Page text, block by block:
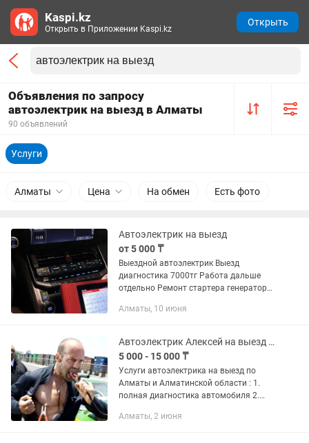
Объявления по запросу
автоэлектрик на выезд в Алматы
90 объявлений
Услуги
Алматы Цена На обмен Есть фото
Автоэлектрик на выезд
от 5 000 ₸
Выездной автоэлектрик Выезд
диагностика 7000тг Работа дальше
отдельно Ремонт стартера генератора
электропроводки Ремонт
автоэлектрики на...
Алматы, 10 июня
Автоэлектрик Алексей на выезд Алматы
5 000 - 15 000 ₸
Услуги автоэлектрика на выезд по
Алматы и Алматинской области : 1.
полная диагностика автомобиля 2.
устранение замыкания 4.установка
Алматы, 2 июня
Kaspi.kz
Открыть в Приложении Kaspi.kz
Открыть